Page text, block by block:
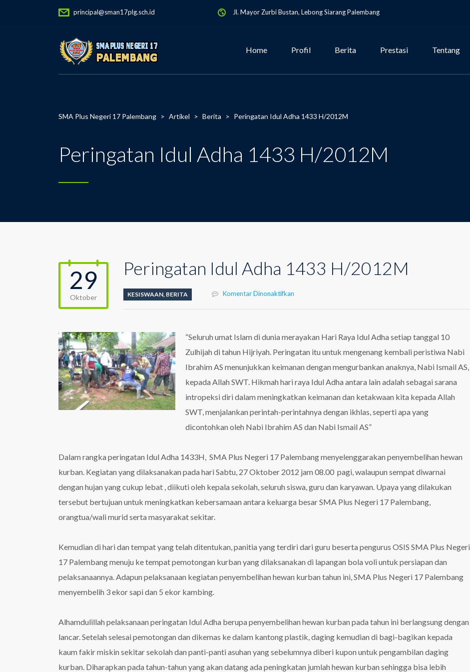
principal@sman17plg.sch.id Jl. Mayor Zurbi Bustan, Lebong Siarang Palembang
Home Profil Berita Prestasi Tentang
SMA Plus Negeri 17 Palembang > Artikel > Berita > Peringatan Idul Adha 1433 H/2012M
Peringatan Idul Adha 1433 H/2012M
29
Oktober
Peringatan Idul Adha 1433 H/2012M
KESISWAAN, BERITA Komentar Dinonaktifkan
1433
H/2012M
“Seluruh umat Islam di dunia merayakan Hari Raya Idul Adha setiap tanggal 10
Zulhijah di tahun Hijriyah. Peringatan itu untuk mengenang kembali peristiwa Nabi
Ibrahim AS menunjukkan keimanan dengan mengurbankan anaknya, Nabi Ismail AS,
kepada Allah SWT. Hikmah hari raya Idul Adha antara lain adalah sebagai sarana
intropeksi diri dalam meningkatkan keimanan dan ketakwaan kita kepada Allah
SWT, menjalankan perintah-perintahnya dengan ikhlas, seperti apa yang
dicontohkan oleh Nabi Ibrahim AS dan Nabi Ismail AS”
Dalam rangka peringatan Idul Adha 1433H, SMA Plus Negeri 17 Palembang menyelenggarakan penyembelihan hewan
kurban. Kegiatan yang dilaksanakan pada hari Sabtu, 27 Oktober 2012 jam 08.00 pagi, walaupun sempat diwarnai
dengan hujan yang cukup lebat , diikuti oleh kepala sekolah, seluruh siswa, guru dan karyawan. Upaya yang dilakukan
tersebut bertujuan untuk meningkatkan kebersamaan antara keluarga besar SMA Plus Negeri 17 Palembang,
orangtua/wali murid serta masyarakat sekitar.
Kemudian di hari dan tempat yang telah ditentukan, panitia yang terdiri dari guru beserta pengurus OSIS SMA Plus Negeri
17 Palembang menuju ke tempat pemotongan kurban yang dilaksanakan di lapangan bola voli untuk persiapan dan
pelaksanaannya. Adapun pelaksanaan kegiatan penyembelihan hewan kurban tahun ini, SMA Plus Negeri 17 Palembang
menyembelih 3 ekor sapi dan 5 ekor kambing.
Alhamdulillah pelaksanaan peringatan Idul Adha berupa penyembelihan hewan kurban pada tahun ini berlangsung dengan
lancar. Setelah selesai pemotongan dan dikemas ke dalam kantong plastik, daging kemudian di bagi-bagikan kepada
kaum fakir miskin sekitar sekolah dan panti-panti asuhan yang sebelumnya diberi kupon untuk pengambilan daging
kurban. Diharapkan pada tahun-tahun yang akan datang ada peningkatan jumlah hewan kurban sehingga bisa lebih